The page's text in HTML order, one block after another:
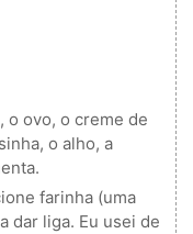
o ovo, o creme de
o alho, a
farinha (uma
dar liga. Eu usei de